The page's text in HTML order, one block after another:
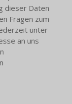
dieser Daten
Fragen zum
unter
an uns